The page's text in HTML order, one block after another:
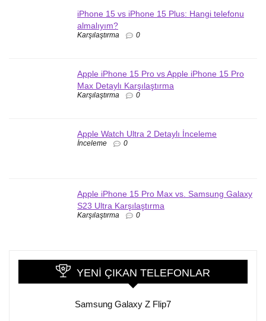
iPhone 15 vs iPhone 15 Plus: Hangi telefonu
almalıyım?
Karşılaştırma 0
Apple iPhone 15 Pro vs Apple iPhone 15 Pro
Max Detaylı Karşılaştırma
Karşılaştırma 0
Apple Watch Ultra 2 Detaylı İnceleme
İnceleme 0
Apple iPhone 15 Pro Max vs. Samsung Galaxy
S23 Ultra Karşılaştırma
Karşılaştırma 0
YENI ÇIKAN TELEFONLAR
Samsung Galaxy Z Flip7